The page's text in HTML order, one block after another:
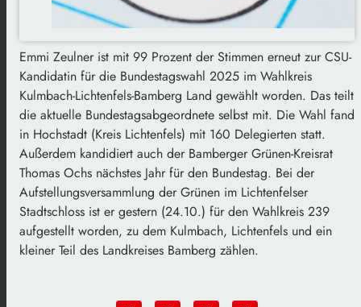
Emmi Zeulner ist mit 99 Prozent der Stimmen erneut zur CSU-
Kandidatin für die Bundestagswahl 2025 im Wahlkreis
Kulmbach-Lichtenfels-Bamberg Land gewählt worden. Das teilt
die aktuelle Bundestagsabgeordnete selbst mit. Die Wahl fand
in Hochstadt (Kreis Lichtenfels) mit 160 Delegierten statt.
Außerdem kandidiert auch der Bamberger Grünen-Kreisrat
Thomas Ochs nächstes Jahr für den Bundestag. Bei der
Aufstellungsversammlung der Grünen im Lichtenfelser
Stadtschloss ist er gestern (24.10.) für den Wahlkreis 239
aufgestellt worden, zu dem Kulmbach, Lichtenfels und ein
kleiner Teil des Landkreises Bamberg zählen.